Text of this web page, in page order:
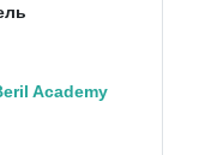
Academy